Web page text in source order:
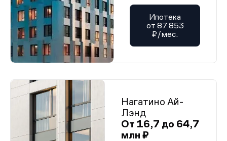
Ипотека
от 87 853
₽/мес.
Нагатино Ай-
Лэнд
От 16,7 до 64,7
млн ₽